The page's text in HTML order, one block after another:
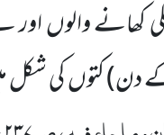
کھانے والوں
دن)کتوںکی شکل